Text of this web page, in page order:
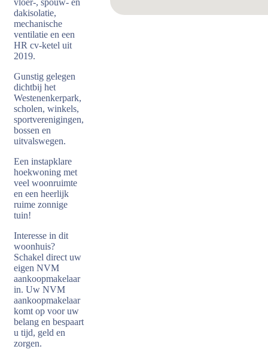
vloer-, spouw- en
dakisolatie,
mechanische
ventilatie en een
HR cv-ketel uit
2019.
Gunstig gelegen
dichtbij het
Westenenkerpark,
scholen, winkels,
sportverenigingen,
bossen en
uitvalswegen.
Een instapklare
hoekwoning met
veel woonruimte
en een heerlijk
ruime zonnige
tuin!
Interesse in dit
woonhuis?
Schakel direct uw
eigen NVM
aankoopmakelaar
in. Uw NVM
aankoopmakelaar
komt op voor uw
belang en bespaart
u tijd, geld en
zorgen.